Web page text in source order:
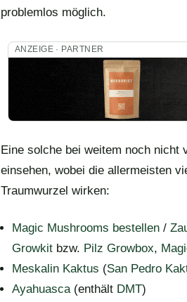
problemlos möglich.
ANZEIGE · PARTNER
Eine solche bei weitem noch nicht
einsehen, wobei die allermeisten
Traumwurzel wirken:
Magic Mushrooms bestellen /
Growkit bzw. Pilz Growbox,
Meskalin Kaktus (San Pedro
Ayahuasca (enthält DMT)